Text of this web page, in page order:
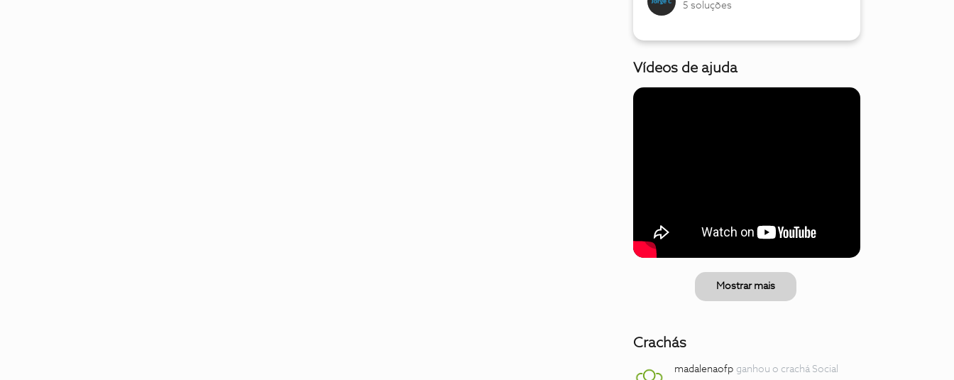
5 soluções
Vídeos de ajuda
Mostrar mais
Crachás
madalenaofp ganhou o crachá Social